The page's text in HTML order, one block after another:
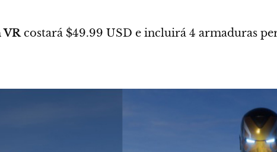
VRcostará $49.99 USD e incluirá 4 armaduras